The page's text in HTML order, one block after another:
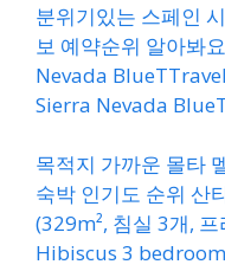
분위기있는 스페인
보 예약순위 알아봐
Nevada
Sierra Nevada
목적지 가까운 몰타
숙박 인기도 순위 산
(329m², 침실 3개,
Hibiscus 3